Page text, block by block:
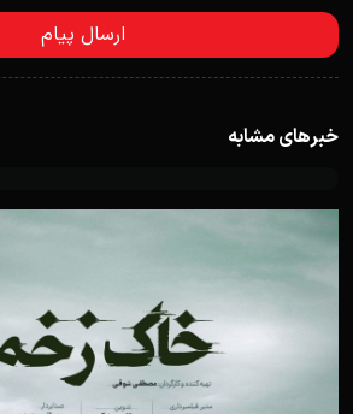
خبرهای مشابه